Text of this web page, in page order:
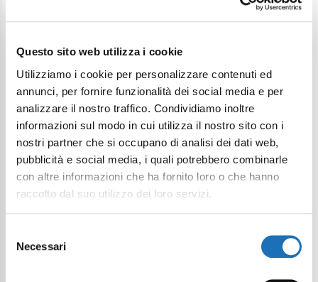
Questo sito web utilizza i cookie
Utilizziamo i cookie per personalizzare contenuti ed
annunci, per fornire funzionalità dei social media e per
analizzare il nostro traffico. Condividiamo inoltre
informazioni sul modo in cui utilizza il nostro sito con i
nostri partner che si occupano di analisi dei dati web,
pubblicità e social media, i quali potrebbero combinarle
con altre informazioni che ha fornito loro o che hanno
raccolto dal suo utilizzo dei loro servizi.
delNecessari
Il tuo viaggio digitale dentro Cesenatico